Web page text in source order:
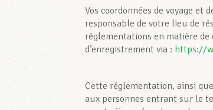
Vos coordonnées de voyage et
responsable de votre lieu de
réglementations en matière
d’enregistrement via : https://
Cette réglementation, ainsi
aux personnes entrant sur le